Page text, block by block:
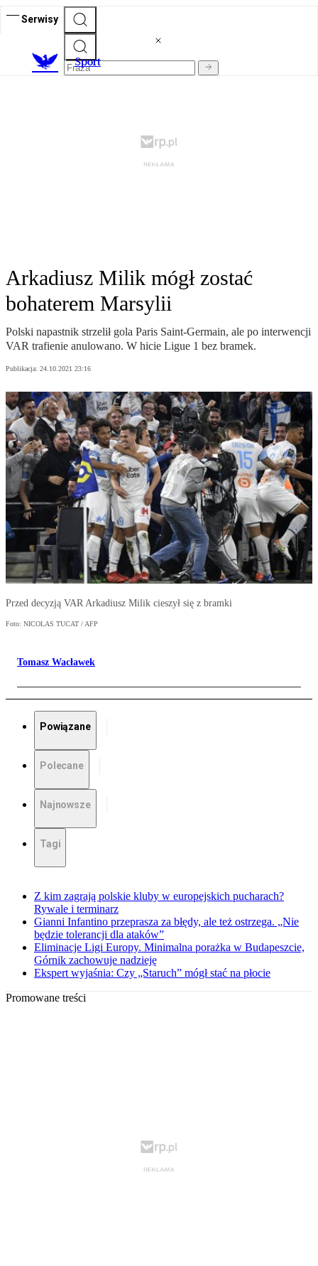
Serwisy
Sport
Arkadiusz Milik mógł zostać
bohaterem Marsylii
Polski napastnik strzelił gola Paris Saint-Germain, ale po interwencji
VAR trafienie anulowano. W hicie Ligue 1 bez bramek.
Publikacja: 24.10.2021 23:16
Przed decyzją VAR Arkadiusz Milik cieszył się z bramki
Foto: NICOLAS TUCAT / AFP
Tomasz Wacławek
Powiązane
Polecane
Najnowsze
Tagi
Z kim zagrają polskie kluby w europejskich pucharach?
Rywale i terminarz
Gianni Infantino przeprasza za błędy, ale też ostrzega. „Nie
będzie tolerancji dla ataków”
Eliminacje Ligi Europy. Minimalna porażka w Budapeszcie,
Górnik zachowuje nadzieję
Ekspert wyjaśnia: Czy „Staruch” mógł stać na płocie
Promowane treści